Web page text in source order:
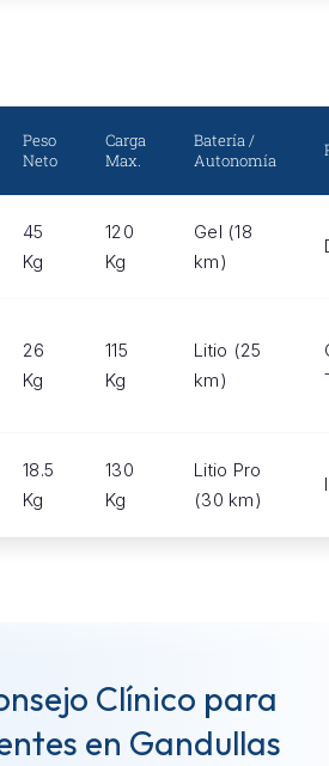
Peso
Neto
Carga
Max.
Batería /
Autonomía
45
Kg
120
Kg
Gel (18
km)
26
Kg
115
Kg
Litio (25
km)
18.5
Kg
130
Kg
Litio Pro
(30 km)
Clínico para
en Gandullas